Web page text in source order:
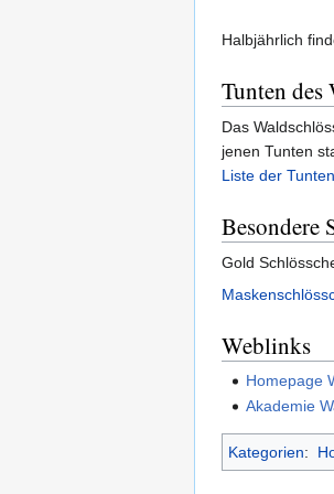
Halbjährlich
Tunten des
Das
jenen Tunten
Liste der
Besondere
Gold
Weblinks
Homepage
Akademie
Kategorien: